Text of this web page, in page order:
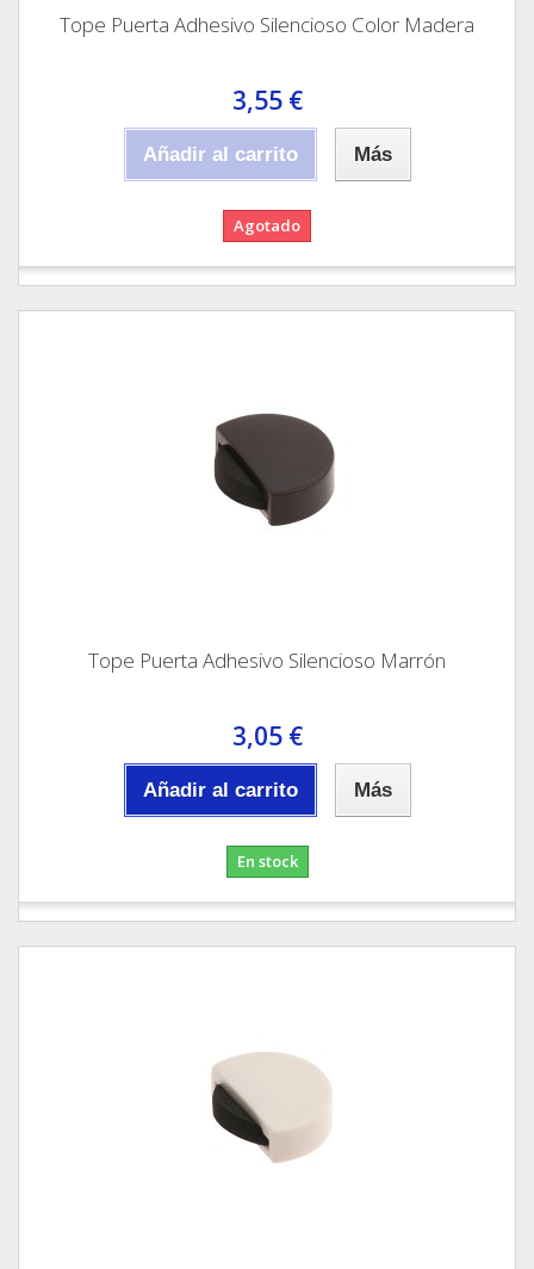
Tope Puerta Adhesivo Silencioso Color Madera
3,55 €
Añadir al carrito Más
Agotado
Tope Puerta Adhesivo Silencioso Marrón
3,05 €
Añadir al carrito Más
En stock